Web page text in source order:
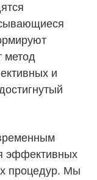
метод
и
эффективных
процедур. Мы